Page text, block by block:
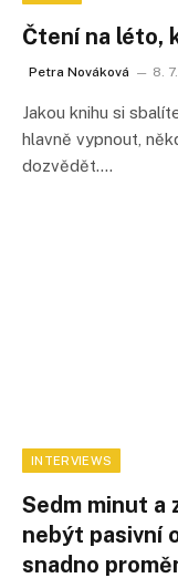
Čtení na léto,
Petra Nováková 8.
Jakou knihu si
hlavně vypnout,
dozvědět.…
INTERVIEWS
Sedm minut a
nebýt pasivní
snadno